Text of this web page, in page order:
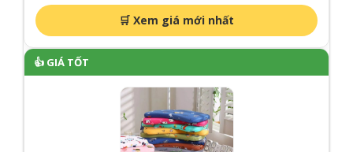
🛒 Xem giá mới nhất
👍 GIÁ TỐT